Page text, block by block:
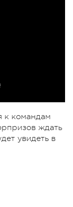
к командам
ждать
увидеть в